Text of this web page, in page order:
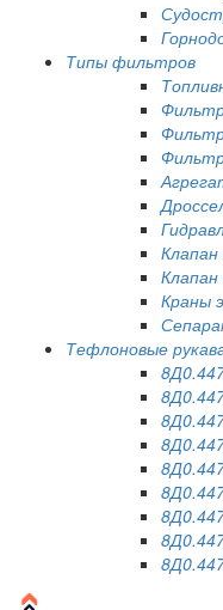
Типы фильтров
Краны
Тефлоновые